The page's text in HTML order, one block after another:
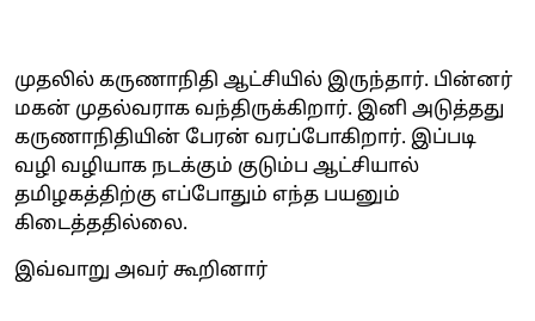
முதலில் கருணாநிதி ஆட்சியில் இருந்தார். பின்னர்
மகன் முதல்வராக வந்திருக்கிறார். இனி அடுத்தது
கருணாநிதியின் பேரன் வரப்போகிறார். இப்படி
வழி வழியாக நடக்கும் குடும்ப ஆட்சியால்
தமிழகத்திற்கு எப்போதும் எந்த பயனும்
கிடைத்ததில்லை.
இவ்வாறு அவர் கூறினார்